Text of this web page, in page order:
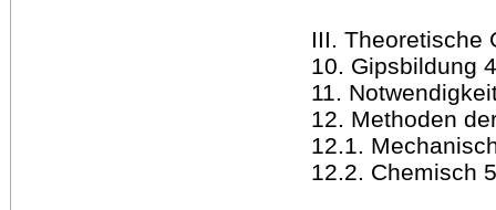
III. Theoretische
10. Gipsbildung
11.
12. Methoden
12.1.
12.2. Chemisch